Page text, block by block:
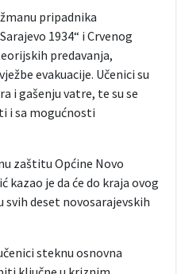
pripadnika
1934“ i Crvenog
predavanja,
evakuacije. Učenici su
i gašenju vatre, te su se
i sa mogućnosti
zaštitu Općine Novo
kazao je da će do kraja ovog
svih deset novosarajevskih
steknu osnovna